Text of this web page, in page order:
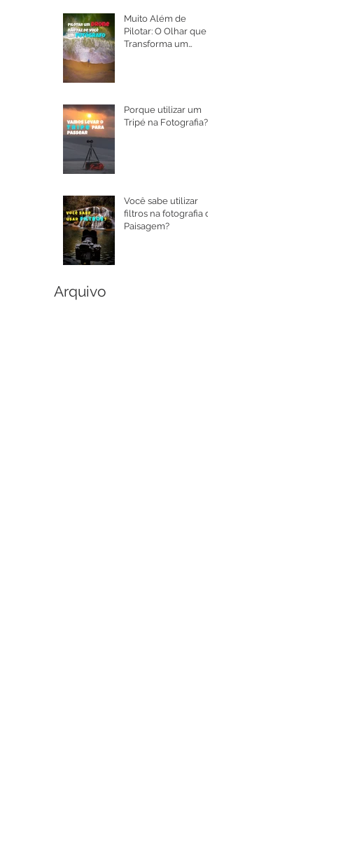
Muito Além de
Pilotar: O Olhar que
Transforma um
Porque utilizar um
Tripé na Fotografia?
Você sabe utilizar
filtros na fotografia de
Paisagem?
Arquivo